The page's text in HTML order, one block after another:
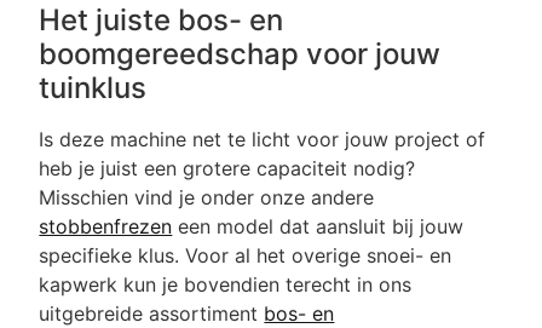
Het juiste bos- en
boomgereedschap voor jouw
tuinklus
Is deze machine net te licht voor jouw project of
heb je juist een grotere capaciteit nodig?
Misschien vind je onder onze andere
stobbenfrezen een model dat aansluit bij jouw
specifieke klus. Voor al het overige snoei- en
kapwerk kun je bovendien terecht in ons
uitgebreide assortiment bos- en